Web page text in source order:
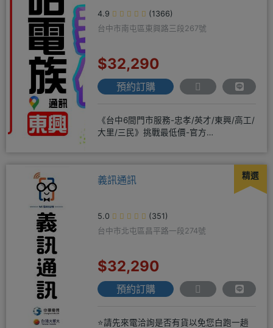
4.9
(1366)
台中市南屯區東興路三段267號
$32,290
預約訂購
《台中6間門市服務-忠孝/英才/東興/高工/
大里/三民》挑戰最低價-官方
精選
義訊通訊
5.0
(351)
台中市北屯區昌平路一段274號
$32,290
預約訂購
⭐請先來電洽詢是否有貨以免您白跑一趟